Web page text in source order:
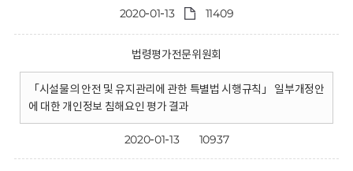
2020-01-13 11409
법령평가전문위원회
「시설물의 안전 및 유지관리에 관한 특별법 시행규칙」 일부개정안
에 대한 개인정보 침해요인 평가 결과
2020-01-13 10937